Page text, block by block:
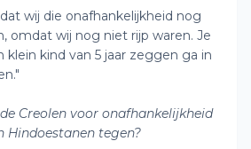
wij die onafhankelijkheid nog
omdat wij nog niet rijp waren. Je
kind van 5 jaar zeggen ga in
Creolen voor onafhankelijkheid
Hindoestanen tegen?